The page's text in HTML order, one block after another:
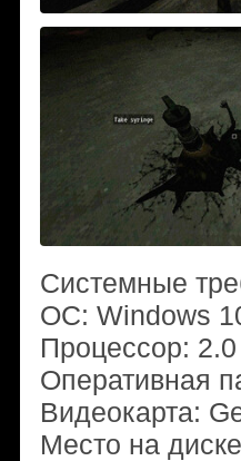
Системные
ОС: Windows
Процессор:
Оперативная
Видеокарта:
Место на